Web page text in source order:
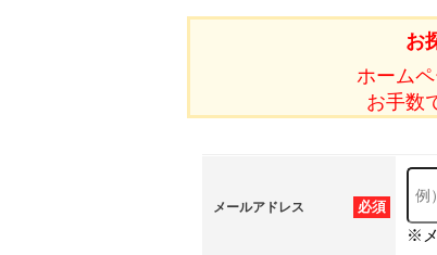
お
ホーム
お手数
必須
メールアドレス
※